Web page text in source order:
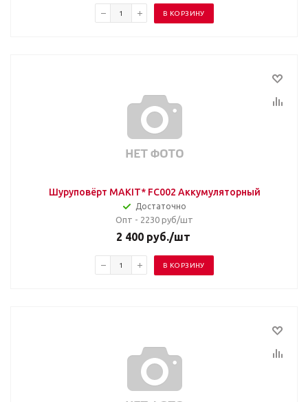
В КОРЗИНУ
Шуруповёрт MAKIT* FC002 Аккумуляторный
Достаточно
Опт - 2230 руб/шт
2 400руб./шт
В КОРЗИНУ